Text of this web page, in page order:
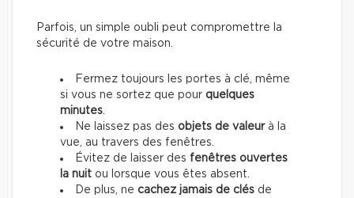
Parfois, un simple oubli peut compromettre la
sécurité de votre maison.
Fermez toujours les portes à clé, même
si vous ne sortez que pour quelques
minutes
Ne laissez pas des objets de valeurà la
vue, au travers des fenêtres.
Évitez de laisser des fenêtres ouvertes
la nuit ou lorsque vous êtes absent.
De plus, ne cachez jamais de clés de